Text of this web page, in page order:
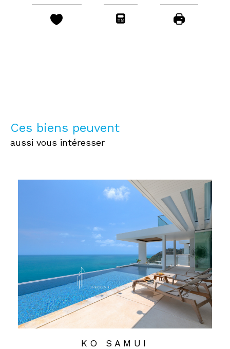
Ces biens peuvent
aussi vous intéresser
KO SAMUI